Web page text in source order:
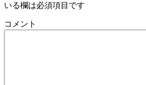
いる欄は必須項目です
コメント